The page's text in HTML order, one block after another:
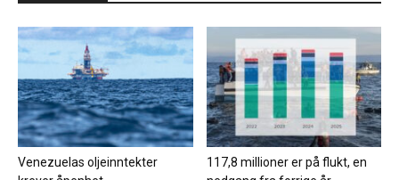
Venezuelas oljeinntekter
117,8 millioner er på flukt, en